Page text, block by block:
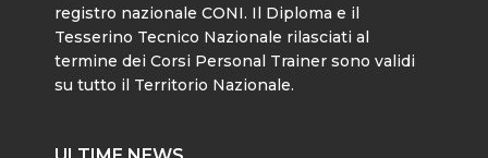
registro nazionale CONI. Il Diploma e il
Tesserino Tecnico Nazionale rilasciati al
termine dei Corsi Personal Trainer sono validi
su tutto il Territorio Nazionale.